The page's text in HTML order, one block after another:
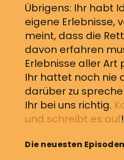
Übrigens: Ihr habt
eigene Erlebnisse,
meint, dass die
davon erfahren
Erlebnisse aller Art
Ihr hattet noch nie
darüber zu
Ihr bei uns richtig.
und schreibt es auf!
Die neuesten Episoden